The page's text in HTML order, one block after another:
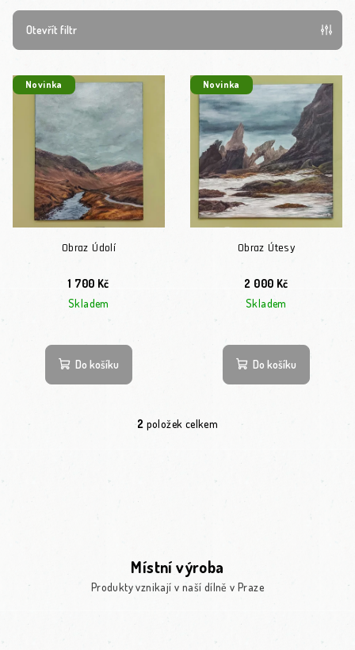
Otevřít filtr
Výpis produktů
Novinka
Obraz Údolí
1 700 Kč
Skladem
Do košíku
Novinka
Obraz Útesy
2 000 Kč
Skladem
Do košíku
Ovládací prvky výpisu
2 položek celkem
Místní výroba
Produkty vznikají v naší dílně v Praze